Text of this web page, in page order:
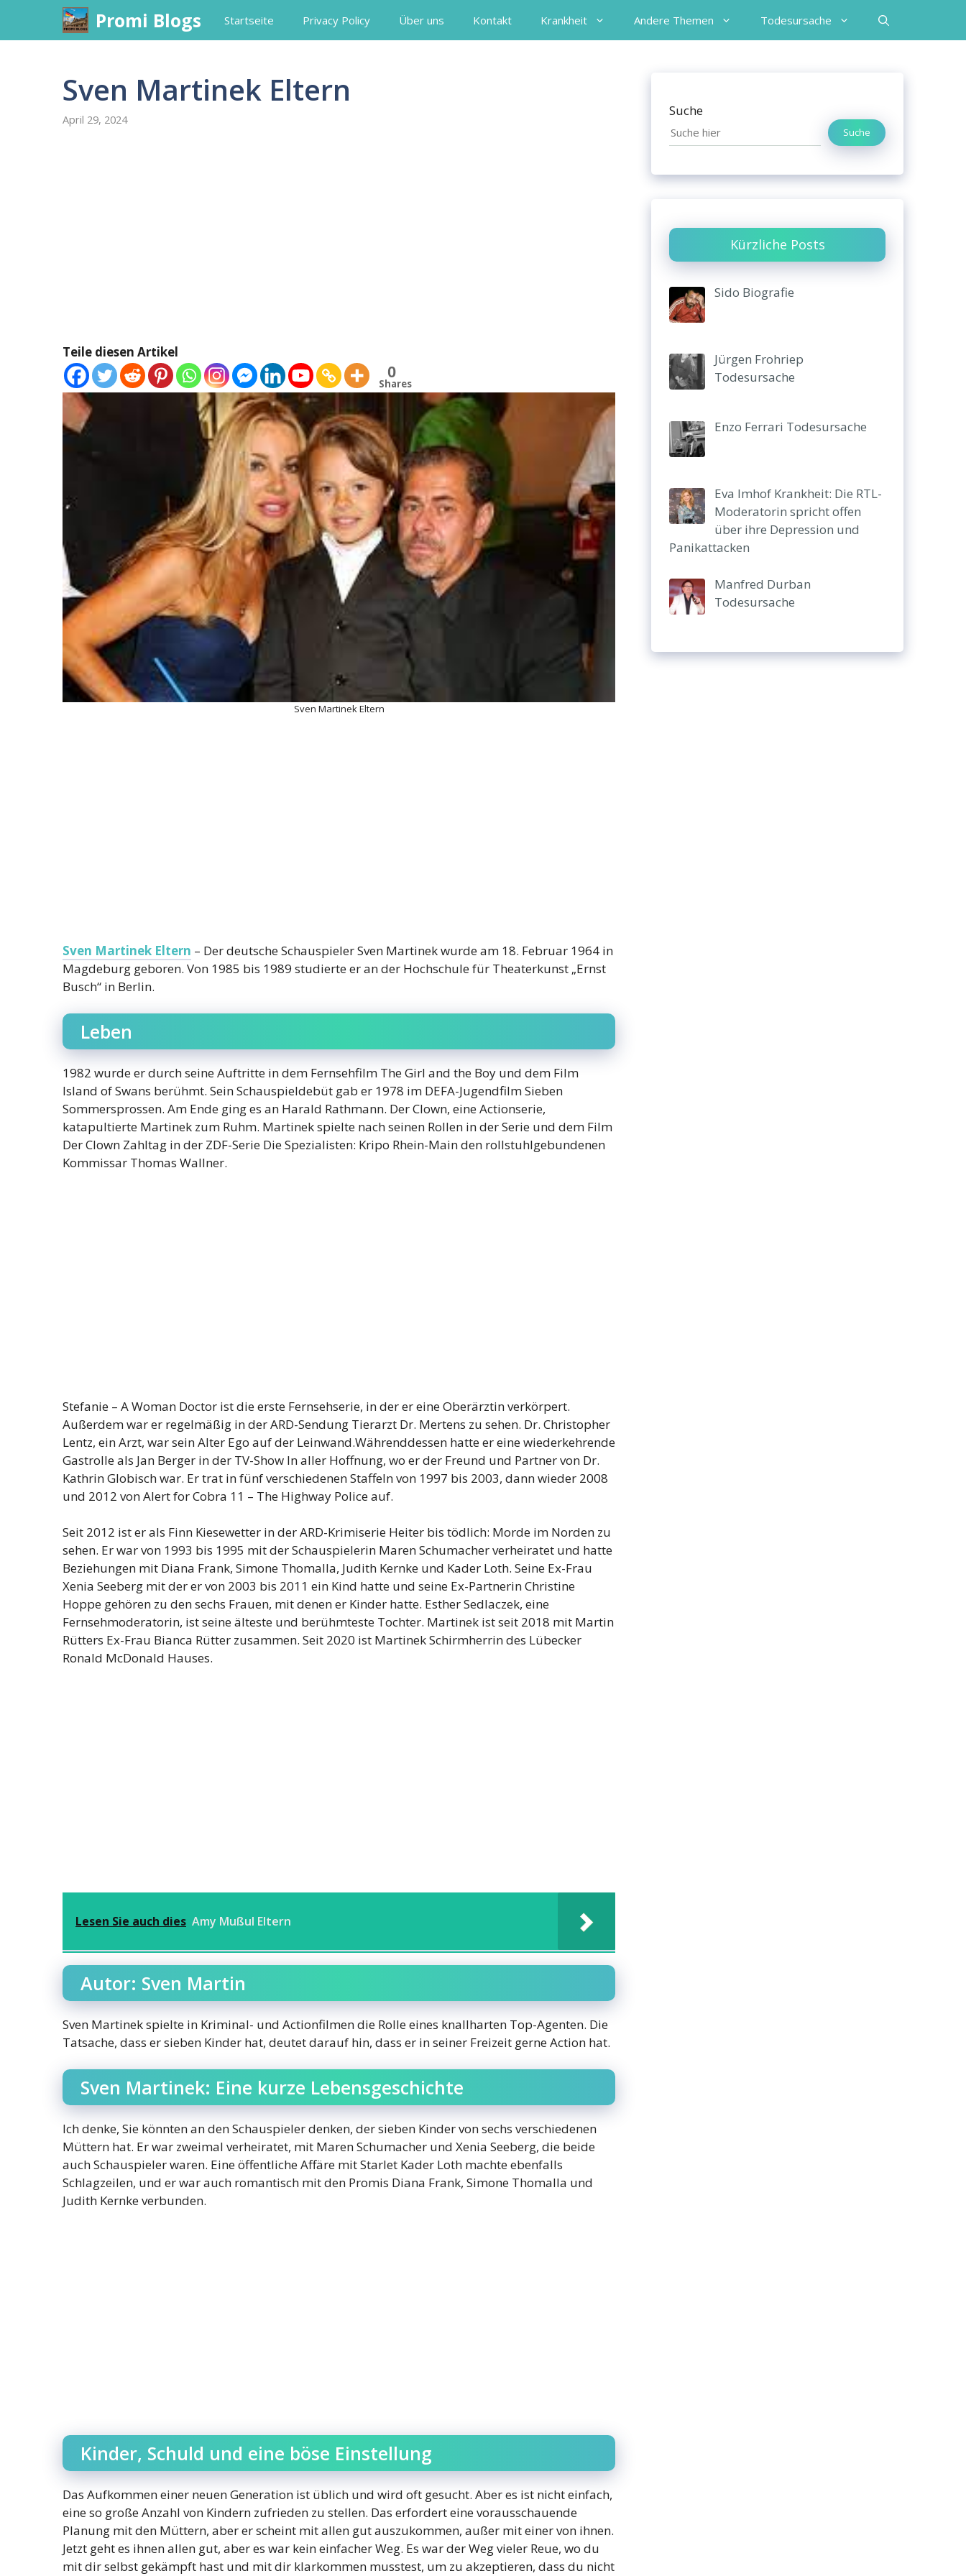
content
Promi Blogs Startseite Privacy Policy Über uns Kontakt Krankheit Andere Themen Todesursache
Sven Martinek Eltern
April 29, 2024
Teile diesen Artikel
0
Shares
Sven Martinek Eltern
Sven Martinek Eltern – Der deutsche Schauspieler Sven Martinek wurde am 18. Februar 1964 in
Magdeburg geboren. Von 1985 bis 1989 studierte er an der Hochschule für Theaterkunst „Ernst
Busch“ in Berlin.
Leben
1982 wurde er durch seine Auftritte in dem Fernsehfilm The Girl and the Boy und dem Film
Island of Swans berühmt. Sein Schauspieldebüt gab er 1978 im DEFA-Jugendfilm Sieben
Sommersprossen. Am Ende ging es an Harald Rathmann. Der Clown, eine Actionserie,
katapultierte Martinek zum Ruhm. Martinek spielte nach seinen Rollen in der Serie und dem Film
Der Clown Zahltag in der ZDF-Serie Die Spezialisten: Kripo Rhein-Main den rollstuhlgebundenen
Kommissar Thomas Wallner.
Stefanie – A Woman Doctor ist die erste Fernsehserie, in der er eine Oberärztin verkörpert.
Außerdem war er regelmäßig in der ARD-Sendung Tierarzt Dr. Mertens zu sehen. Dr. Christopher
Lentz, ein Arzt, war sein Alter Ego auf der Leinwand.Währenddessen hatte er eine wiederkehrende
Gastrolle als Jan Berger in der TV-Show In aller Hoffnung, wo er der Freund und Partner von Dr.
Kathrin Globisch war. Er trat in fünf verschiedenen Staffeln von 1997 bis 2003, dann wieder 2008
und 2012 von Alert for Cobra 11 – The Highway Police auf.
Seit 2012 ist er als Finn Kiesewetter in der ARD-Krimiserie Heiter bis tödlich: Morde im Norden zu
sehen. Er war von 1993 bis 1995 mit der Schauspielerin Maren Schumacher verheiratet und hatte
Beziehungen mit Diana Frank, Simone Thomalla, Judith Kernke und Kader Loth. Seine Ex-Frau
Xenia Seeberg mit der er von 2003 bis 2011 ein Kind hatte und seine Ex-Partnerin Christine
Hoppe gehören zu den sechs Frauen, mit denen er Kinder hatte. Esther Sedlaczek, eine
Fernsehmoderatorin, ist seine älteste und berühmteste Tochter. Martinek ist seit 2018 mit Martin
Rütters Ex-Frau Bianca Rütter zusammen. Seit 2020 ist Martinek Schirmherrin des Lübecker
Ronald McDonald Hauses.
Lesen Sie auch dies Amy Mußul Eltern
Autor: Sven Martin
Sven Martinek spielte in Kriminal- und Actionfilmen die Rolle eines knallharten Top-Agenten. Die
Tatsache, dass er sieben Kinder hat, deutet darauf hin, dass er in seiner Freizeit gerne Action hat.
Sven Martinek: Eine kurze Lebensgeschichte
Ich denke, Sie könnten an den Schauspieler denken, der sieben Kinder von sechs verschiedenen
Müttern hat. Er war zweimal verheiratet, mit Maren Schumacher und Xenia Seeberg, die beide
auch Schauspieler waren. Eine öffentliche Affäre mit Starlet Kader Loth machte ebenfalls
Schlagzeilen, und er war auch romantisch mit den Promis Diana Frank, Simone Thomalla und
Judith Kernke verbunden.
Kinder, Schuld und eine böse Einstellung
Das Aufkommen einer neuen Generation ist üblich und wird oft gesucht. Aber es ist nicht einfach,
eine so große Anzahl von Kindern zufrieden zu stellen. Das erfordert eine vorausschauende
Planung mit den Müttern, aber er scheint mit allen gut auszukommen, außer mit einer von ihnen.
Jetzt geht es ihnen allen gut, aber es war kein einfacher Weg. Es war der Weg vieler Reue, wo du
mit dir selbst gekämpft hast und mit dir klarkommen musstest, um zu akzeptieren, dass du nicht
Suche
Suche
Kürzliche Posts
Sido Biografie
Jürgen Frohriep
Todesursache
Enzo Ferrari Todesursache
Eva Imhof Krankheit: Die RTL-
Moderatorin spricht offen
über ihre Depression und
Panikattacken
Manfred Durban
Todesursache